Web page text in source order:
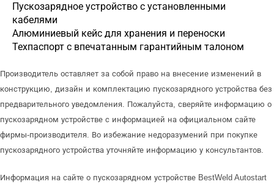
Пускозарядное устройство с установленными
кабелями
Алюминиевый кейс для хранения и переноски
Техпаспорт с впечатанным гарантийным талоном
Производитель оставляет за собой право на внесение изменений в
конструкцию, дизайн и комплектацию пускозарядного устройства без
предварительного уведомления. Пожалуйста, сверяйте информацию о
пускозарядном устройстве с информацией на официальном сайте
фирмы-производителя. Во избежание недоразумений при покупке
пускозарядного устройства уточняйте информацию у консультантов.
Информация на сайте о пускозарядном устройстве BestWeld Autostart